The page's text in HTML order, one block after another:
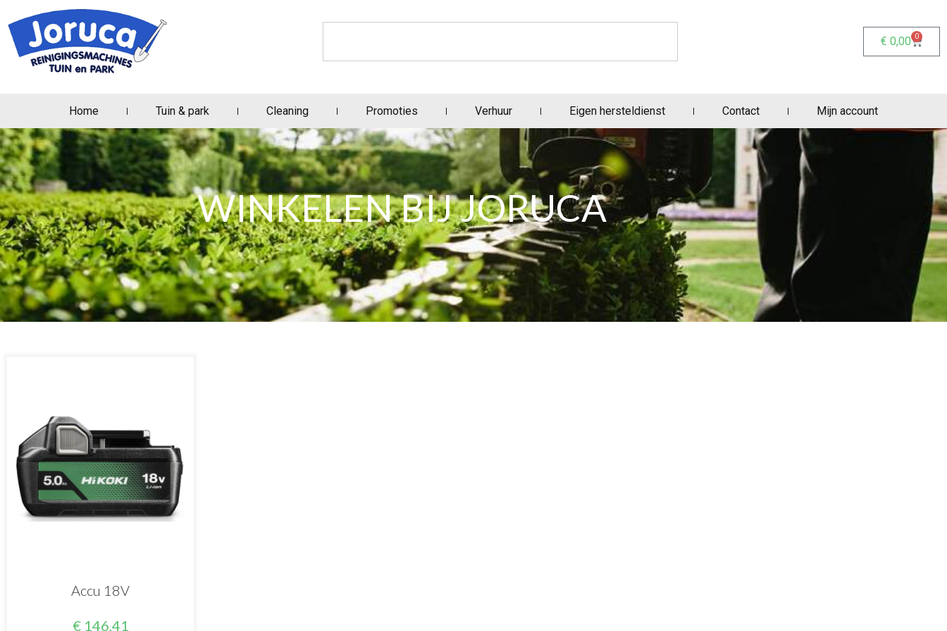
€ 0,00 0
Home Tuin & park Cleaning Promoties Verhuur Eigen hersteldienst Contact Mijn account
WINKELEN BIJ JORUCA
Accu 18V
€146,41